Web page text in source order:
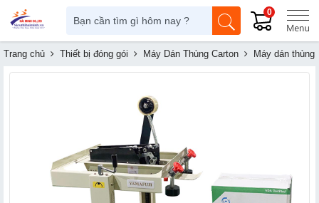
0
Trang chủ Thiết bị đóng gói Máy Dán Thùng Carton Máy dán thùng